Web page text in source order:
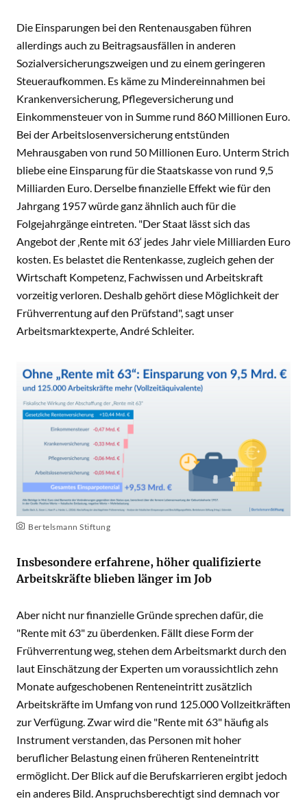
Die Einsparungen bei den Rentenausgaben führen
allerdings auch zu Beitragsausfällen in anderen
Sozialversicherungszweigen und zu einem geringeren
Steueraufkommen. Es käme zu Mindereinnahmen bei
Krankenversicherung, Pflegeversicherung und
Einkommensteuer von in Summe rund 860 Millionen Euro.
Bei der Arbeitslosenversicherung entstünden
Mehrausgaben von rund 50 Millionen Euro. Unterm Strich
bliebe eine Einsparung für die Staatskasse von rund 9,5
Milliarden Euro. Derselbe finanzielle Effekt wie für den
Jahrgang 1957 würde ganz ähnlich auch für die
Folgejahrgänge eintreten. "Der Staat lässt sich das
Angebot der ‚Rente mit 63‘ jedes Jahr viele Milliarden Euro
kosten. Es belastet die Rentenkasse, zugleich gehen der
Wirtschaft Kompetenz, Fachwissen und Arbeitskraft
vorzeitig verloren. Deshalb gehört diese Möglichkeit der
Frühverrentung auf den Prüfstand", sagt unser
Arbeitsmarktexperte, André Schleiter.
Bertelsmann Stiftung
Insbesondere erfahrene, höher qualifizierte
Arbeitskräfte blieben länger im Job
Aber nicht nur finanzielle Gründe sprechen dafür, die
"Rente mit 63" zu überdenken. Fällt diese Form der
Frühverrentung weg, stehen dem Arbeitsmarkt durch den
laut Einschätzung der Experten um voraussichtlich zehn
Monate aufgeschobenen Renteneintritt zusätzlich
Arbeitskräfte im Umfang von rund 125.000 Vollzeitkräften
zur Verfügung. Zwar wird die "Rente mit 63" häufig als
Instrument verstanden, das Personen mit hoher
beruflicher Belastung einen früheren Renteneintritt
ermöglicht. Der Blick auf die Berufskarrieren ergibt jedoch
ein anderes Bild. Anspruchsberechtigt sind demnach vor